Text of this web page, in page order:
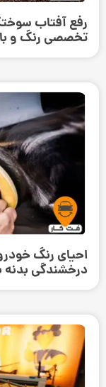
رفع آفتاب
تخصصی رنگ و
احیای رنگ
درخشندگی